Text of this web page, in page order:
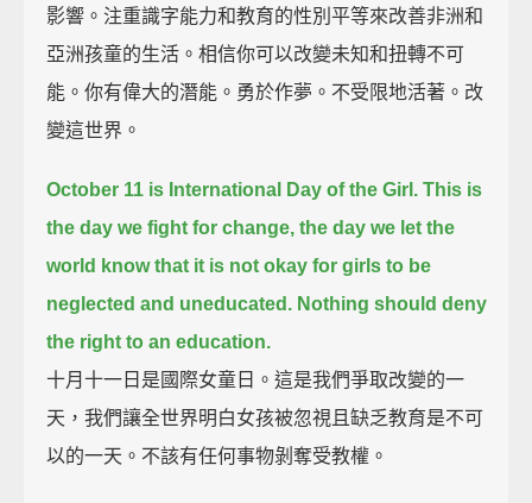
影響。注重識字能力和教育的性別平等來改善非洲和
亞洲孩童的生活。相信你可以改變未知和扭轉不可
能。你有偉大的潛能。勇於作夢。不受限地活著。改
變這世界。
October 11 is International Day of the Girl. This is
the day we fight for change, the day we let the
world know that it is not okay for girls to be
neglected and uneducated. Nothing should deny
the right to an education.
十月十一日是國際女童日。這是我們爭取改變的一
天，我們讓全世界明白女孩被忽視且缺乏教育是不可
以的一天。不該有任何事物剝奪受教權。